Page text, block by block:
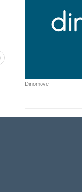
Dinomove